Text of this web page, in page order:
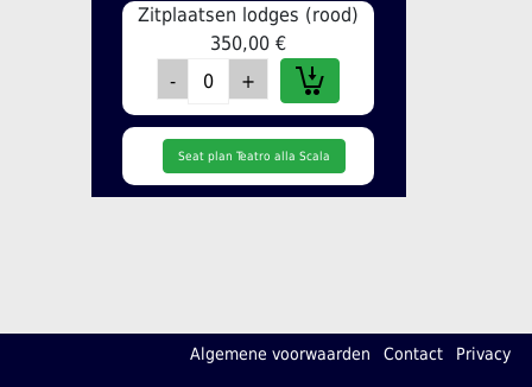
Zitplaatsen lodges (rood)
350,00 €
Seat plan Teatro alla Scala
Algemene voorwaarden Contact Privacy